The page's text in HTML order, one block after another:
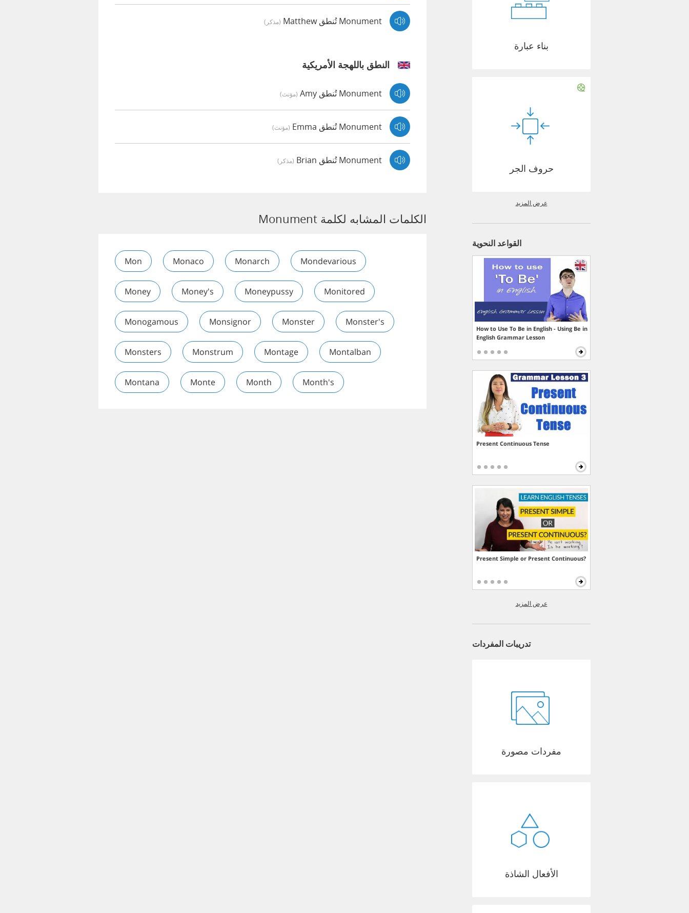
Monument تُنطق Matthew (مذكر)
النطق باللهجة الأمريكية
Monument تُنطق Amy (مؤنث)
Monument تُنطق Emma (مؤنث)
Monument تُنطق Brian (مذكر)
الكلمات المشابه لكلمة Monument
Mon Monaco Monarch Mondevarious
Money Money's Moneypussy Monitored
Monogamous Monsignor Monster Monster's
Monsters Monstrum Montage Montalban
Montana Monte Month Month's
بناء عبارة
حروف الجر
عرض المزيد
القواعد النحوية
How to Use To Be in English - Using Be in
English Grammar Lesson
Present Continuous Tense
Present Simple or Present Continuous?
عرض المزيد
تدريبات المفردات
مفردات مصورة
الأفعال الشاذة